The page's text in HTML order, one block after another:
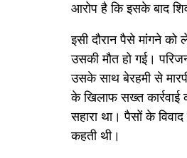
आरोप है कि इसके बाद
इसी दौरान पैसे मांगने को
उसकी मौत हो गई।
उसके साथ बेरहमी से
के खिलाफ सख्त कार्रवाई
सहारा था। पैसों के
कहती थी।